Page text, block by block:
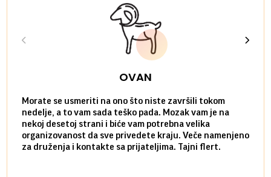
OVAN
Morate se usmeriti na ono što niste završili tokom
nedelje, a to vam sada teško pada. Mozak vam je na
nekoj desetoj strani i biće vam potrebna velika
organizovanost da sve privedete kraju. Veče namenjeno
za druženja i kontakte sa prijateljima. Tajni flert.